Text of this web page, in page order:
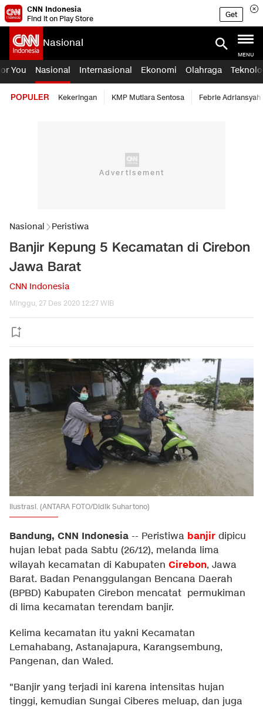
CNN Indonesia
Find it on Play Store
Get
Nasional
MENU
You Nasional Internasional Ekonomi Olahraga
POPULER Kekeringan KMP Mutiara Sentosa Febrie Adriansyah
Nasional Peristiwa
Banjir Kepung 5 Kecamatan di Cirebon
Jawa Barat
CNN Indonesia
Minggu, 27 Des 2020 12:27 WIB
Ilustrasi. (ANTARA FOTO/Didik Suhartono)
Bandung, CNN Indonesia -- Peristiwa banjir dipicu
hujan lebat pada Sabtu (26/12), melanda lima
wilayah kecamatan di Kabupaten Cirebon, Jawa
Barat. Badan Penanggulangan Bencana Daerah
(BPBD) Kabupaten Cirebon mencatat permukiman
di lima kecamatan terendam banjir.
Kelima kecamatan itu yakni Kecamatan
Lemahabang, Astanajapura, Karangsembung,
Pangenan, dan Waled.
"Banjir yang terjadi ini karena intensitas hujan
tinggi, kemudian Sungai Ciberes meluap, dan juga